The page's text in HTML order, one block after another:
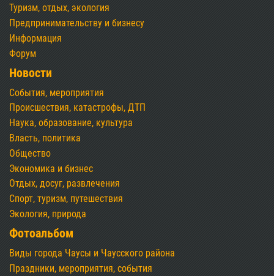
Туризм, отдых, экология
Предпринимательству и бизнесу
Информация
Форум
Новости
События, мероприятия
Происшествия, катастрофы, ДТП
Наука, образование, культура
Власть, политика
Общество
Экономика и бизнес
Отдых, досуг, развлечения
Спорт, туризм, путешествия
Экология, природа
Фотоальбом
Виды города Чаусы и Чаусского района
Праздники, мероприятия, события